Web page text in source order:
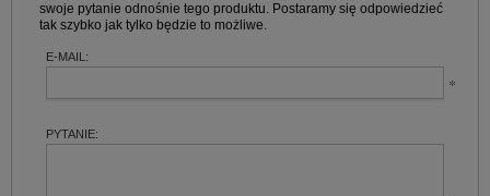
swoje pytanie odnośnie tego produktu. Postaramy się odpowiedzieć
tak szybko jak tylko będzie to możliwe.
E-MAIL:
PYTANIE: